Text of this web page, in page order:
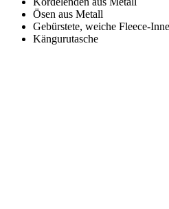
Ösen aus Metall
Gebürstete, weiche Fleece-
Kängurutasche